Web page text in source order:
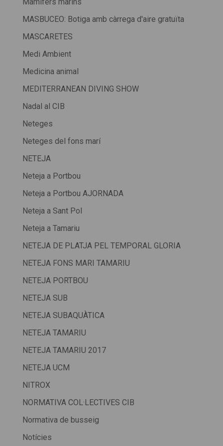
MASBUCEO: Botiga amb càrrega d'aire gratuïta
MASCARETES
Medi Ambient
Medicina animal
MEDITERRANEAN DIVING SHOW
Nadal al CIB
Neteges
Neteges del fons marí
NETEJA
Neteja a Portbou
Neteja a Portbou AJORNADA
Neteja a Sant Pol
Neteja a Tamariu
NETEJA DE PLATJA PEL TEMPORAL GLORIA
NETEJA FONS MARI TAMARIU
NETEJA PORTBOU
NETEJA SUB
NETEJA SUBAQUÀTICA
NETEJA TAMARIU
NETEJA TAMARIU 2017
NETEJA UCM
NITROX
NORMATIVA COL·LECTIVES CIB
Normativa de busseig
Notícies